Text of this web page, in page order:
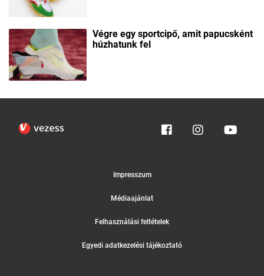
Végre egy sportcipő, amit papucsként
húzhatunk fel
Impresszum
Médiaajánlat
Felhasználási feltételek
Egyedi adatkezelési tájékoztató